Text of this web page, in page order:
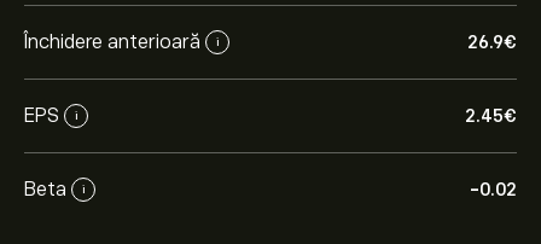
Închidere anterioară i 26.9‎€‎
EPS i 2.45‎€‎
Beta i -0.02